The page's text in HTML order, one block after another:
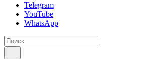
Telegram
YouTube
WhatsApp